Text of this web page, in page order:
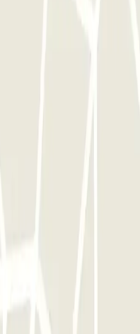
salir una única vez al